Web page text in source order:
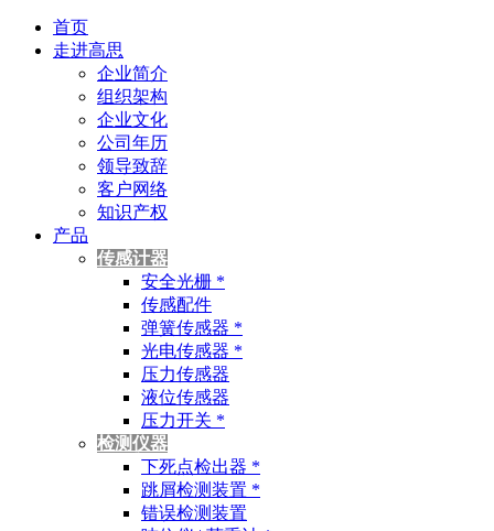
首页
走进高思
企业简介
组织架构
企业文化
公司年历
领导致辞
客户网络
知识产权
产品
传感计器
安全光栅 *
传感配件
弹簧传感器 *
光电传感器 *
压力传感器
液位传感器
压力开关 *
检测仪器
下死点检出器 *
跳屑检测装置 *
错误检测装置